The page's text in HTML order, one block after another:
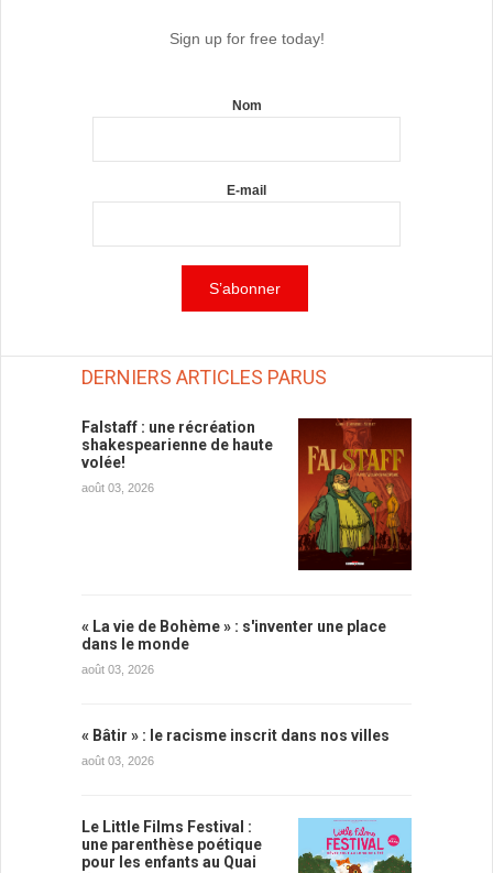
Sign up for free today!
Nom
E-mail
DERNIERS ARTICLES PARUS
Falstaff : une récréation
shakespearienne de haute
volée!
août 03, 2026
« La vie de Bohème » : s'inventer une place
dans le monde
août 03, 2026
« Bâtir » : le racisme inscrit dans nos villes
août 03, 2026
Le Little Films Festival :
une parenthèse poétique
pour les enfants au Quai